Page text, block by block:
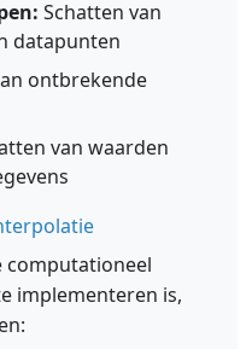
Schatten van
datapunten
ontbrekende
van waarden
computationeel
implementeren is,